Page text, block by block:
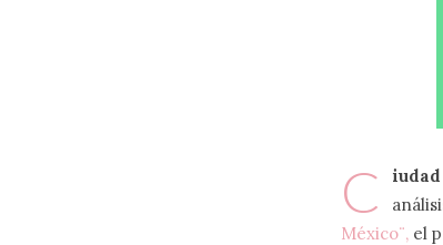
C iudad
México¨, el